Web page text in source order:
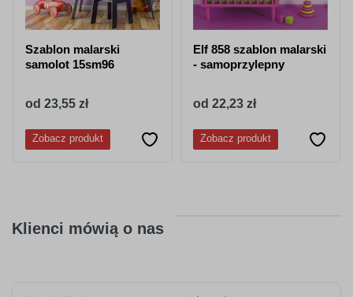
Szablon malarski
samolot 15sm96
od 23,55 zł
Zobacz produkt
Elf 858 szablon malarski
- samoprzylepny
od 22,23 zł
Zobacz produkt
Klienci mówią o nas